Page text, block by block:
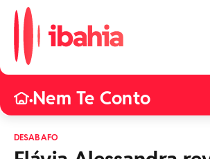
•Nem Te Conto
DESABAFO